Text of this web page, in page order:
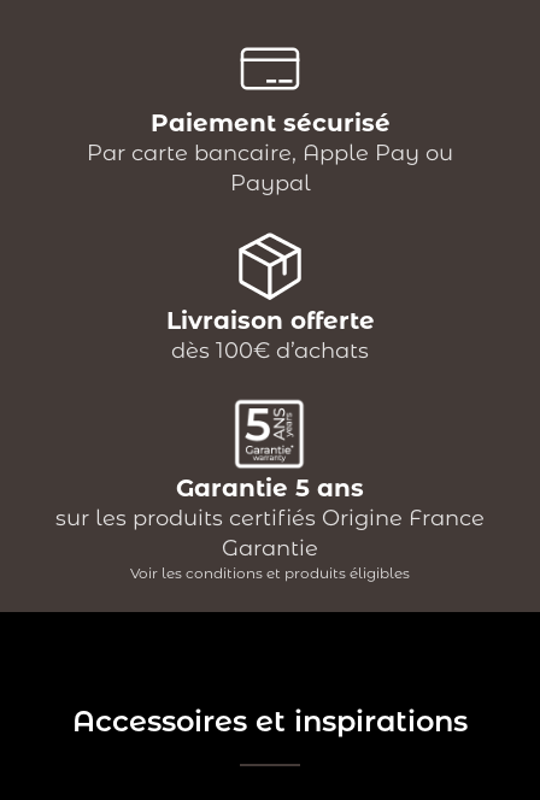
Paiement sécurisé
Par carte bancaire, Apple Pay ou
Paypal
Livraison offerte
dès 100€ d’achats
Garantie 5 ans
sur les produits certifiés Origine France
Garantie
Voir les conditions et produits éligibles
Accessoires et inspirations